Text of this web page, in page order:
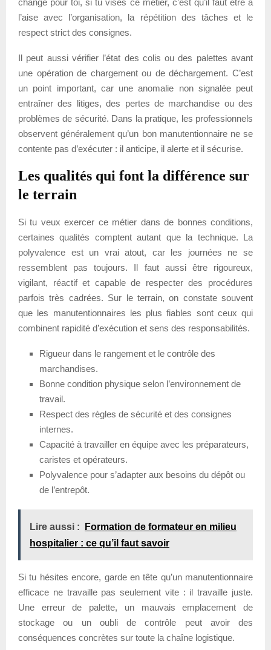
l’aise avec l’organisation, la répétition des tâches et le
respect strict des consignes.
Il peut aussi vérifier l’état des colis ou des palettes avant
une opération de chargement ou de déchargement. C’est
un point important, car une anomalie non signalée peut
entraîner des litiges, des pertes de marchandise ou des
problèmes de sécurité. Dans la pratique, les professionnels
observent généralement qu’un bon manutentionnaire ne se
contente pas d’exécuter : il anticipe, il alerte et il sécurise.
Les qualités qui font la différence sur
le terrain
Si tu veux exercer ce métier dans de bonnes conditions,
certaines qualités comptent autant que la technique. La
polyvalence est un vrai atout, car les journées ne se
ressemblent pas toujours. Il faut aussi être rigoureux,
vigilant, réactif et capable de respecter des procédures
parfois très cadrées. Sur le terrain, on constate souvent
que les manutentionnaires les plus fiables sont ceux qui
combinent rapidité d’exécution et sens des responsabilités.
Rigueur dans le rangement et le contrôle des
marchandises.
Bonne condition physique selon l’environnement de
travail.
Respect des règles de sécurité et des consignes
internes.
Capacité à travailler en équipe avec les préparateurs,
caristes et opérateurs.
Polyvalence pour s’adapter aux besoins du dépôt ou
de l’entrepôt.
Lire aussi :
Formation de formateur en milieu
hospitalier : ce qu’il faut savoir
Si tu hésites encore, garde en tête qu’un manutentionnaire
efficace ne travaille pas seulement vite : il travaille juste.
Une erreur de palette, un mauvais emplacement de
stockage ou un oubli de contrôle peut avoir des
conséquences concrètes sur toute la chaîne logistique.